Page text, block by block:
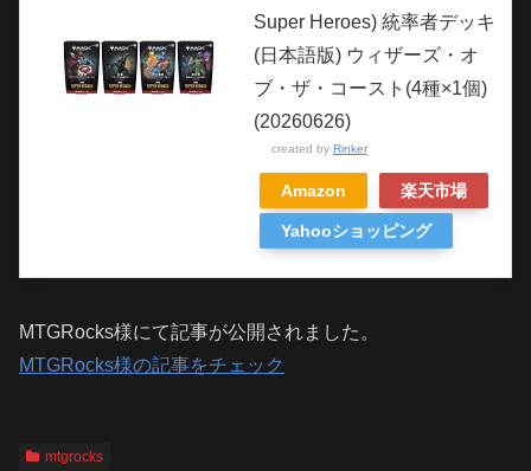
Super Heroes) 統率者デッキ
(日本語版) ウィザーズ・オ
ブ・ザ・コースト(4種×1個)
(20260626)
created by Rinker
Amazon 楽天市場
Yahooショッピング
MTGRocks様にて記事が公開されました。
MTGRocks様の記事をチェック
mtgrocks